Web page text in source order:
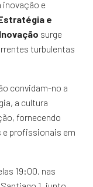
inovação e
e
surge
turbulentas
convidam-no a
a cultura
fornecendo
e profissionais em
19:00, nas